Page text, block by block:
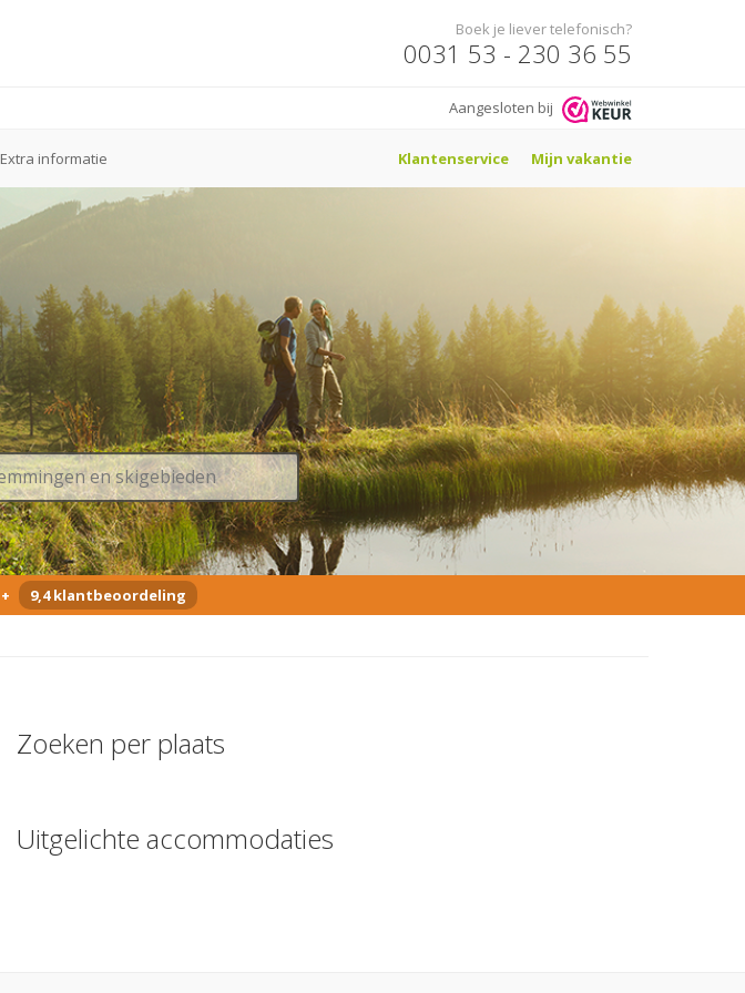
Boek je liever telefonisch?
0031 53 - 230 36 55
Aangesloten bij
Extra informatie Klantenservice Mijn vakantie
+ 9,4 klantbeoordeling
Zoeken per plaats
Uitgelichte accommodaties